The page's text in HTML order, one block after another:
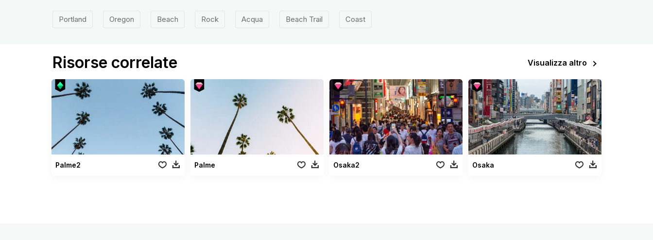
Portland Oregon Beach Rock Acqua Beach Trail Coast
Risorse correlate Visualizza altro
Palme2 Palme Osaka2 Osaka